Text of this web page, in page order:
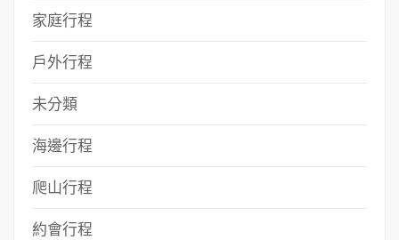
家庭行程
戶外行程
未分類
海邊行程
爬山行程
約會行程